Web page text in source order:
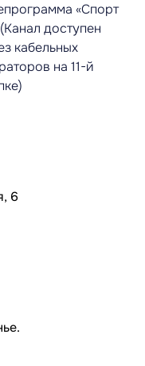
«Спорт
доступен
кабельных
на 11-й
6